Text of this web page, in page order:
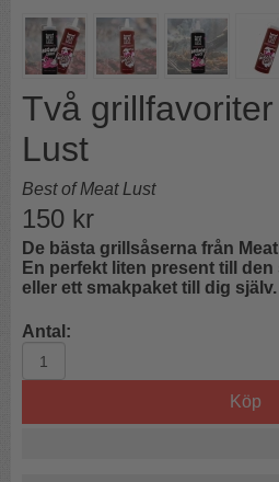
Två
Lust
Best of Meat Lust
150 kr
De bästa grillsåserna från
En perfekt liten present till
eller ett smakpaket till dig själv.
Antal:
Köp